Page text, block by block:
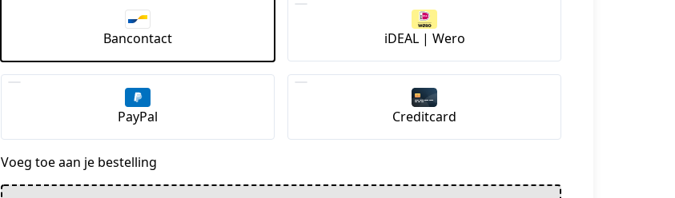
Bancontact iDEAL | Wero
PayPal Creditcard
Voeg toe aan je bestelling